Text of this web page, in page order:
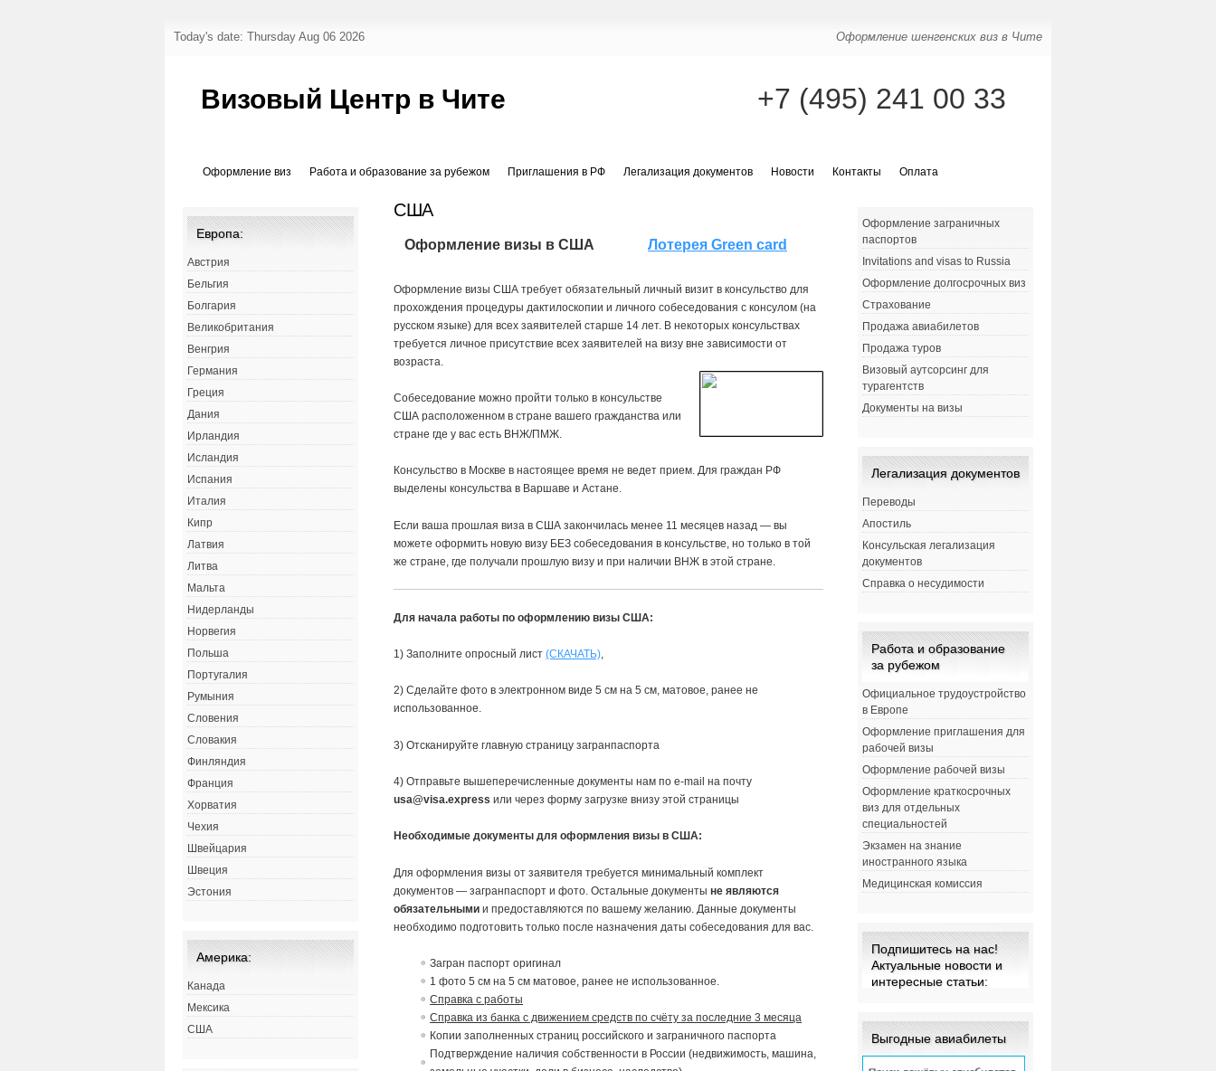
Оформление шенгенских виз в Чите
Today's date: Thursday Aug 06 2026
Визовый Центр в Чите +7 (495) 241 00 33
Оформление виз Работа и образование за рубежом Приглашения в РФ Легализация документов Новости Контакты Оплата
США
Оформление визы в США Лотерея Green card
Оформление визы США требует обязательный личный визит в консульство для
прохождения процедуры дактилоскопии и личного собеседования с консулом (на
русском языке) для всех заявителей старше 14 лет. В некоторых консульствах
требуется личное присутствие всех заявителей на визу вне зависимости от
возраста.
Собеседование можно пройти только в консульстве
США расположенном в стране вашего гражданства или
стране где у вас есть ВНЖ/ПМЖ.
Консульство в Москве в настоящее время не ведет прием. Для граждан РФ
выделены консульства в Варшаве и Астане.
Если ваша прошлая виза в США закончилась менее 11 месяцев назад — вы
можете оформить новую визу БЕЗ собеседования в консульстве, но только в той
же стране, где получали прошлую визу и при наличии ВНЖ в этой стране.
Для начала работы по оформлению визы США:
1) Заполните опросный лист(СКАЧАТЬ),
2) Сделайте фото в электронном виде 5 см на 5 см, матовое, ранее не
использованное.
3) Отсканируйте главную страницу загранпаспорта
4) Отправьте вышеперечисленные документы нам по e-mail на почту
usa@visa.express или через форму загрузке внизу этой страницы
Необходимые документы для оформления визы в США:
Для оформления визы от заявителя требуется минимальный комплект
документов — загранпаспорт и фото. Остальные документыне являются
обязательными и предоставляются по вашему желанию. Данные документы
необходимо подготовить только после назначения даты собеседования для вас.
Загран паспорт оригинал
1 фото 5 см на 5 см матовое, ранее не использованное.
Справка с работы
Справка из банка с движением средств по счёту за последние 3 месяца
Копии заполненных страниц российского и заграничного паспорта
Подтверждение наличия собственности в России (недвижимость, машина,
Европа:
Австрия
Бельгия
Болгария
Великобритания
Венгрия
Германия
Греция
Дания
Ирландия
Исландия
Испания
Италия
Кипр
Латвия
Литва
Мальта
Нидерланды
Норвегия
Польша
Португалия
Румыния
Словения
Словакия
Финляндия
Франция
Хорватия
Чехия
Швейцария
Швеция
Эстония
Америка:
Канада
Мексика
США
Оформление заграничных
паспортов
Invitations and visas to Russia
Оформление долгосрочных виз
Страхование
Продажа авиабилетов
Продажа туров
Визовый аутсорсинг для
турагентств
Документы на визы
Легализация документов
Переводы
Апостиль
Консульская легализация
документов
Справка о несудимости
Работа и образование
за рубежом
Официальное трудоустройство
в Европе
Оформление приглашения для
рабочей визы
Оформление рабочей визы
Оформление краткосрочных
виз для отдельных
специальностей
Экзамен на знание
иностранного языка
Медицинская комиссия
Подпишитесь на нас!
Актуальные новости и
интересные статьи:
Выгодные авиабилеты